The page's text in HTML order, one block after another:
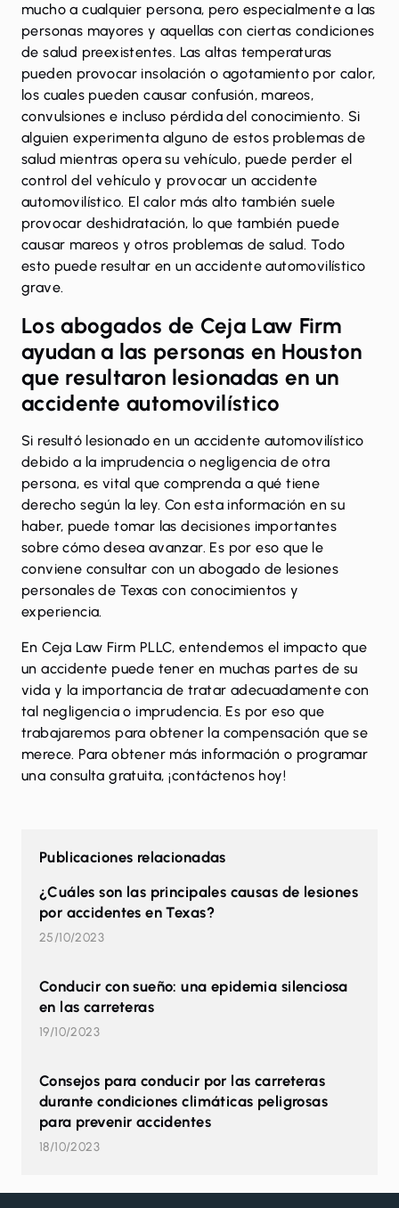
mucho a cualquier persona, pero especialmente a las
personas mayores y aquellas con ciertas condiciones
de salud preexistentes. Las altas temperaturas
pueden provocar insolación o agotamiento por calor,
los cuales pueden causar confusión, mareos,
convulsiones e incluso pérdida del conocimiento. Si
alguien experimenta alguno de estos problemas de
salud mientras opera su vehículo, puede perder el
control del vehículo y provocar un accidente
automovilístico. El calor más alto también suele
provocar deshidratación, lo que también puede
causar mareos y otros problemas de salud. Todo
esto puede resultar en un accidente automovilístico
grave.
Los abogados de Ceja Law Firm
ayudan a las personas en Houston
que resultaron lesionadas en un
accidente automovilístico
Si resultó lesionado en un accidente automovilístico
debido a la imprudencia o negligencia de otra
persona, es vital que comprenda a qué tiene
derecho según la ley. Con esta información en su
haber, puede tomar las decisiones importantes
sobre cómo desea avanzar. Es por eso que le
conviene consultar con un abogado de lesiones
personales de Texas con conocimientos y
experiencia.
En Ceja Law Firm PLLC, entendemos el impacto que
un accidente puede tener en muchas partes de su
vida y la importancia de tratar adecuadamente con
tal negligencia o imprudencia. Es por eso que
trabajaremos para obtener la compensación que se
merece. Para obtener más información o programar
una consulta gratuita, ¡contáctenos hoy!
Publicaciones relacionadas
¿Cuáles son las principales causas de lesiones
por accidentes en Texas?
25/10/2023
Conducir con sueño: una epidemia silenciosa
en las carreteras
19/10/2023
Consejos para conducir por las carreteras
durante condiciones climáticas peligrosas
para prevenir accidentes
18/10/2023